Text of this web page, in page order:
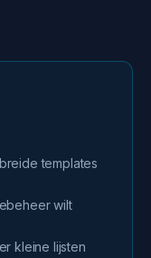
templates
wilt
kleine lijsten